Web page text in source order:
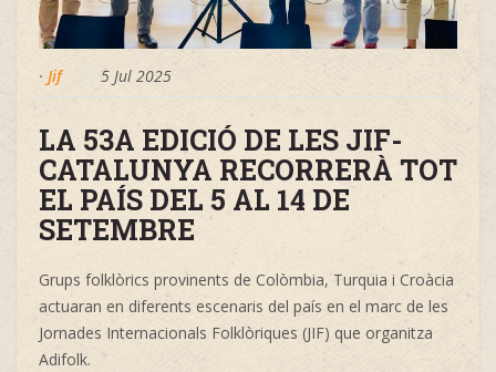
· Jif 5 Jul 2025
LA 53A EDICIÓ DE LES JIF-
CATALUNYA RECORRERÀ TOT
EL PAÍS DEL 5 AL 14 DE
SETEMBRE
Grups folklòrics provinents de Colòmbia, Turquia i Croàcia
actuaran en diferents escenaris del país en el marc de les
Jornades Internacionals Folklòriques (JIF) que organitza
Adifolk.